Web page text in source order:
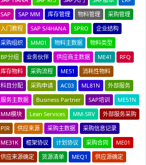
SAP
SAP MM 库存管理 物料管理
采购管理
入门教程
SAP S/4HANA SPRO
企业结构
采购组织
MM01 物料主数据
物料类型
BP分组
业务伙伴 供应商主数据 ME41
RFQ
库存物料
采购流程 ME51
消耗性物料
科目分配
采购申请 AC03 ML81N
外部服务
服务主数据
Business Partner SAP培训
ME51N
MM模块
Lean Services MM-SRV
外部服务采购
PIR
供应来源 采购主数据
采购信息记录
ME31K
框架协议 计划协议 采购合同
ME01
供应来源确定
货源清单 MEQ1
供应源确定